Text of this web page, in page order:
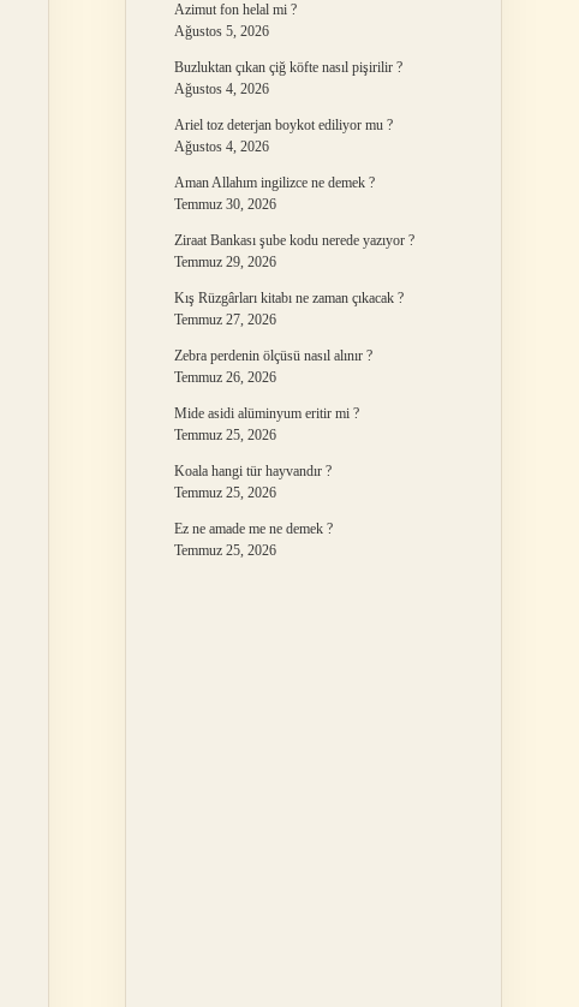
Azimut fon helal mi ?
Ağustos 5, 2026
Buzluktan çıkan çiğ köfte nasıl pişirilir ?
Ağustos 4, 2026
Ariel toz deterjan boykot ediliyor mu ?
Ağustos 4, 2026
Aman Allahım ingilizce ne demek ?
Temmuz 30, 2026
Ziraat Bankası şube kodu nerede yazıyor ?
Temmuz 29, 2026
Kış Rüzgârları kitabı ne zaman çıkacak ?
Temmuz 27, 2026
Zebra perdenin ölçüsü nasıl alınır ?
Temmuz 26, 2026
Mide asidi alüminyum eritir mi ?
Temmuz 25, 2026
Koala hangi tür hayvandır ?
Temmuz 25, 2026
Ez ne amade me ne demek ?
Temmuz 25, 2026